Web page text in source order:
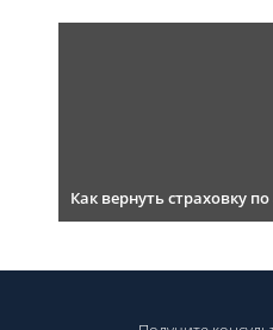
Как вернуть страховку